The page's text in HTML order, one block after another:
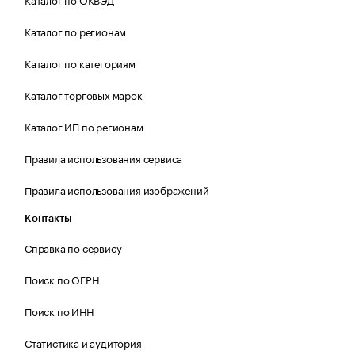
Каталог по регионам
Каталог по категориям
Каталог торговых марок
Каталог ИП по регионам
Правила использования сервиса
Правила использования изображений
Контакты
Справка по сервису
Поиск по ОГРН
Поиск по ИНН
Статистика и аудитория